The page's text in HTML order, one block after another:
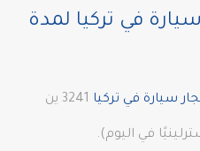
في تركيا لمدة
سيارة في تركيا 3241 ين